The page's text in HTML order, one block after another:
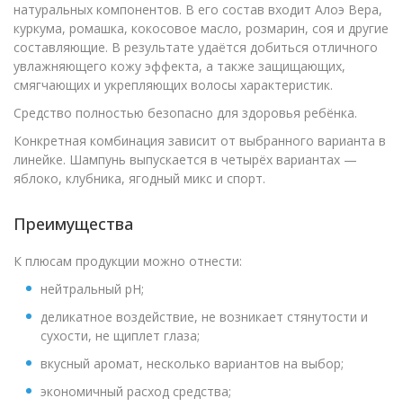
натуральных компонентов. В его состав входит Алоэ Вера,
куркума, ромашка, кокосовое масло, розмарин, соя и другие
составляющие. В результате удаётся добиться отличного
увлажняющего кожу эффекта, а также защищающих,
смягчающих и укрепляющих волосы характеристик.
Средство полностью безопасно для здоровья ребёнка.
Конкретная комбинация зависит от выбранного варианта в
линейке. Шампунь выпускается в четырёх вариантах —
яблоко, клубника, ягодный микс и спорт.
Преимущества
К плюсам продукции можно отнести:
нейтральный pH;
деликатное воздействие, не возникает стянутости и
сухости, не щиплет глаза;
вкусный аромат, несколько вариантов на выбор;
экономичный расход средства;